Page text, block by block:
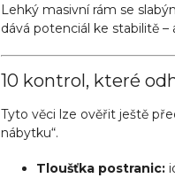
Lehký masivní rám se
dává potenciál ke stabilitě –
10 kontrol, které
Tyto věci lze ověřit ještě
nábytku“.
Tloušťka postranic: